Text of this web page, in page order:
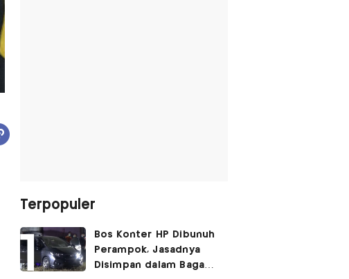
Terpopuler
Bos Konter HP Dibunuh
Perampok, Jasadnya
Disimpan dalam Bagasi